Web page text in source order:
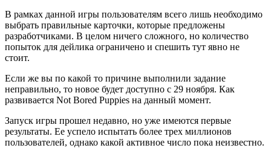
В рамках данной игры пользователям всего лишь необходимо
выбрать правильные карточки, которые предложены
разработчиками. В целом ничего сложного, но количество
попыток для дейлика ограничено и спешить тут явно не
стоит.
Если же вы по какой то причине выполнили задание
неправильно, то новое будет доступно с 29 ноября. Как
развивается Not Bored Puppies на данный момент.
Запуск игры прошел недавно, но уже имеются первые
результаты. Ее успело испытать более трех миллионов
пользователей, однако какой активное число пока неизвестно.